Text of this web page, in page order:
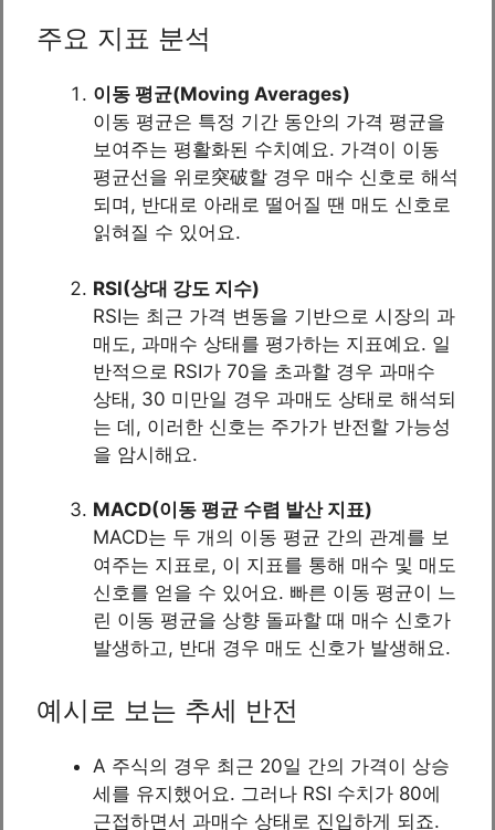
주요 지표 분석
이동 평균(Moving Averages)
이동 평균은 특정 기간 동안의 가격 평균을
보여주는 평활화된 수치예요. 가격이 이동
평균선을 위로突破할 경우 매수 신호로 해석
되며, 반대로 아래로 떨어질 땐 매도 신호로
읽혀질 수 있어요.
RSI(상대 강도 지수)
RSI는 최근 가격 변동을 기반으로 시장의 과
매도, 과매수 상태를 평가하는 지표예요. 일
반적으로 RSI가 70을 초과할 경우 과매수
상태, 30 미만일 경우 과매도 상태로 해석되
는 데, 이러한 신호는 주가가 반전할 가능성
을 암시해요.
MACD(이동 평균 수렴 발산 지표)
MACD는 두 개의 이동 평균 간의 관계를 보
여주는 지표로, 이 지표를 통해 매수 및 매도
신호를 얻을 수 있어요. 빠른 이동 평균이 느
린 이동 평균을 상향 돌파할 때 매수 신호가
발생하고, 반대 경우 매도 신호가 발생해요.
예시로 보는 추세 반전
A 주식의 경우 최근 20일 간의 가격이 상승
세를 유지했어요. 그러나 RSI 수치가 80에
근접하면서 과매수 상태로 진입하게 되죠.